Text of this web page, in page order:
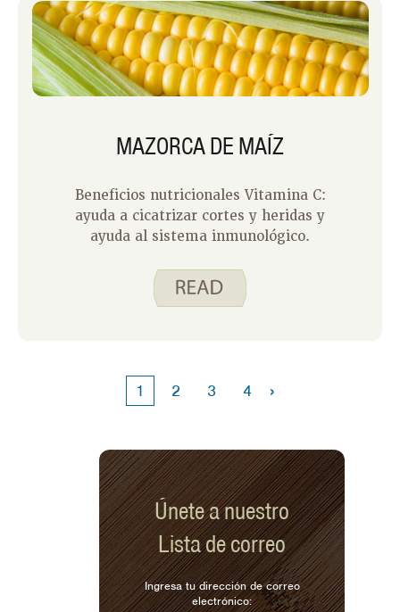
MAZORCA DE MAÍZ
Beneficios nutricionales Vitamina C:
ayuda a cicatrizar cortes y heridas y
ayuda al sistema inmunológico.
1 2 3 4 ›
Únete a nuestro
Lista de correo
Ingresa tu dirección de correo
electrónico: